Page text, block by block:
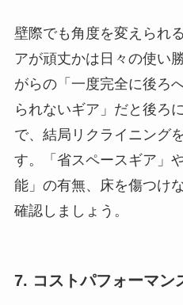
壁際でも角度を変えられ
アが頑丈かは日々の使い
がらの「一度完全に後ろ
られないギア」だと後ろ
で、結局リクライニング
す。「省スペースギア」
能」の有無、床を傷つけ
確認しましょう。
7. コストパフォーマン